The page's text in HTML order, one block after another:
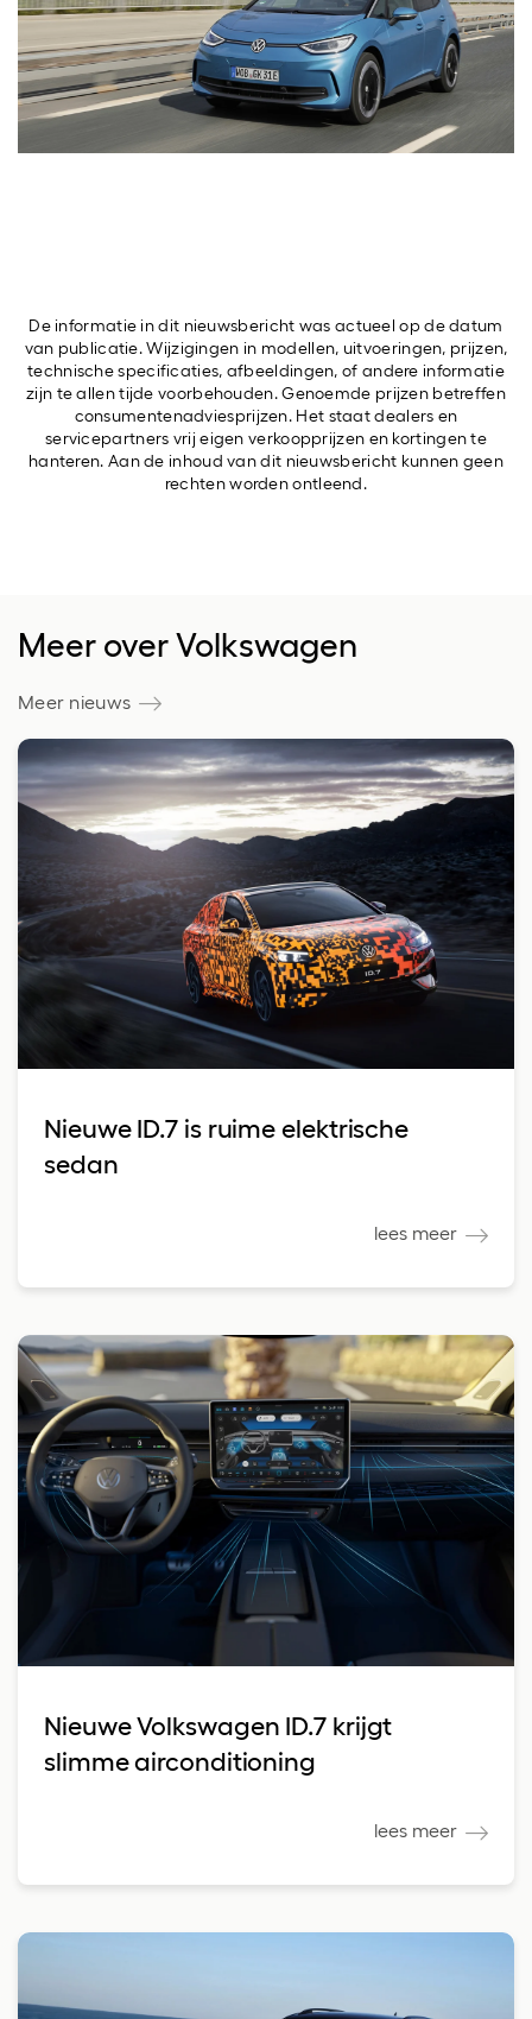
De informatie in dit nieuwsbericht was actueel op de datum
van publicatie. Wijzigingen in modellen, uitvoeringen, prijzen,
technische specificaties, afbeeldingen, of andere informatie
zijn te allen tijde voorbehouden. Genoemde prijzen betreffen
consumentenadviesprijzen. Het staat dealers en
servicepartners vrij eigen verkoopprijzen en kortingen te
hanteren. Aan de inhoud van dit nieuwsbericht kunnen geen
rechten worden ontleend.
Meer over Volkswagen
Meer nieuws
Nieuwe ID.7 is ruime elektrische
sedan
lees meer
Nieuwe Volkswagen ID.7 krijgt
slimme airconditioning
lees meer